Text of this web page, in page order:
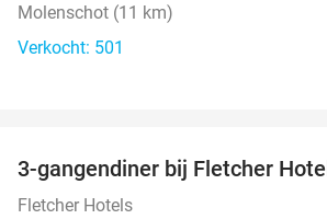
Molenschot (11 km)
Verkocht: 501
3-gangendiner bij Fletcher
Fletcher Hotels